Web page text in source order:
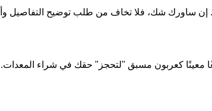
إن ساورك شك، فلا تخاف من طلب توضيح
معينًا كعربون مسبق "لتحجز" حقك في شراء